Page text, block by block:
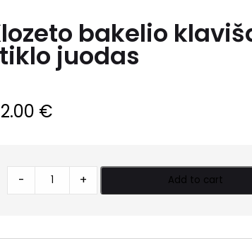
bakelio
juodas
€
bakelio
- + Add to cart